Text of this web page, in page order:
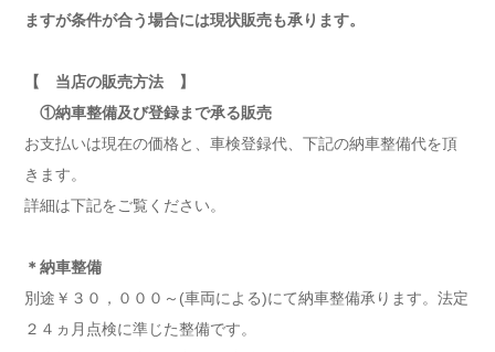
ますが条件が合う場合には現状販売も承ります。
【 当店の販売方法 】
①納車整備及び登録まで承る販売
お支払いは現在の価格と、車検登録代、下記の納車整備代を頂
きます。
詳細は下記をご覧ください。
＊納車整備
別途￥３０，０００～(車両による)にて納車整備承ります。法定
２４ヵ月点検に準じた整備です。